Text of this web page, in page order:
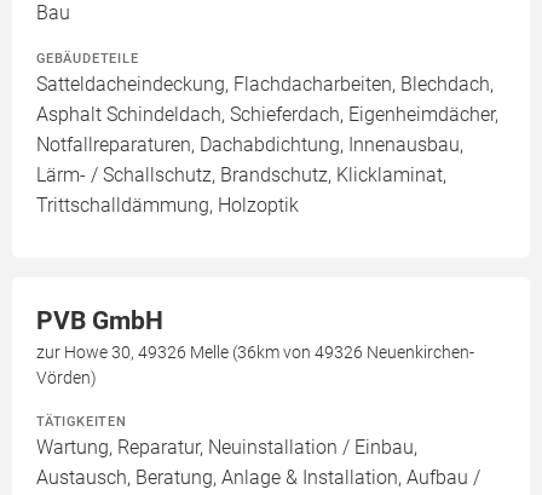
Bau
GEBÄUDETEILE
Satteldacheindeckung, Flachdacharbeiten, Blechdach,
Asphalt Schindeldach, Schieferdach, Eigenheimdächer,
Notfallreparaturen, Dachabdichtung, Innenausbau,
Lärm- / Schallschutz, Brandschutz, Klicklaminat,
Trittschalldämmung, Holzoptik
PVB GmbH
zur Howe 30, 49326 Melle (36km von 49326 Neuenkirchen-
Vörden)
TÄTIGKEITEN
Wartung, Reparatur, Neuinstallation / Einbau,
Austausch, Beratung, Anlage & Installation, Aufbau /